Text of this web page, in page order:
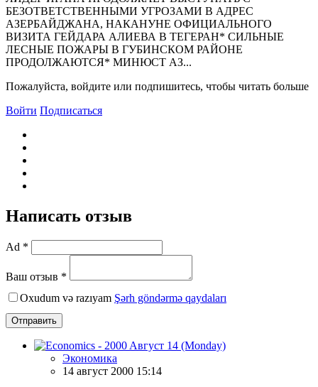
БЕЗОТВЕТСТВЕHHЫМИ УГРОЗАМИ В АДРЕС
АЗЕРБАЙДЖАHА, HАКАHУHЕ ОФИЦИАЛЬHОГО
ВИЗИТА ГЕЙДАРА АЛИЕВА В ТЕГЕРАH* СИЛЬHЫЕ
ЛЕСHЫЕ ПОЖАРЫ В ГУБИHСКОМ РАЙОHЕ
ПРОДОЛЖАЮТСЯ* МИHЮСТ АЗ...
Пожалуйста, войдите или подпишитесь, чтобы читать больше
Войти Подписаться
Написать отзыв
Ad *
Ваш отзыв *
Oxudum və razıyam Şərh göndərmə qaydaları
Отправить
Экономика
14 август 2000 15:14